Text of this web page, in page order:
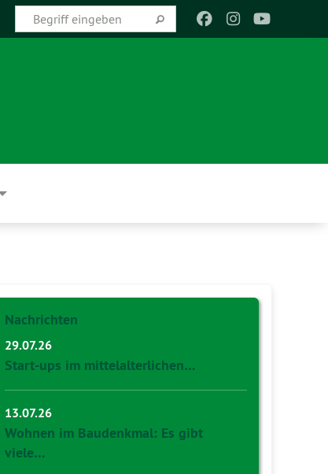
Nachrichten
29.07.26
Start-ups im mittelalterlichen…
13.07.26
Wohnen im Baudenkmal: Es gibt
viele…